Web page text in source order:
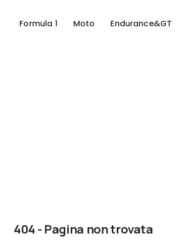
Formula 1 Moto Endurance&GT
404 - Pagina non trovata